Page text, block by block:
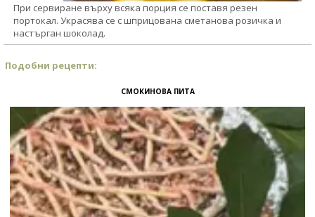
При сервиране върху всяка порция се поставя резен
портокал. Украсява се с шприцована сметанова розичка и
настърган шоколад.
Подобни рецепти:
СМОКИНОВА ПИТА